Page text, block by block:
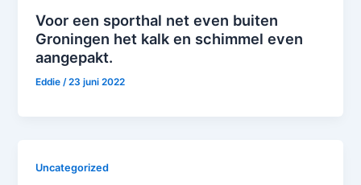
Voor een sporthal net even buiten
Groningen het kalk en schimmel even
aangepakt.
Eddie/23 juni 2022
Uncategorized